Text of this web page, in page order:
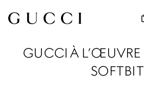
GUCCI À L’ŒUVRE
SOFTBIT